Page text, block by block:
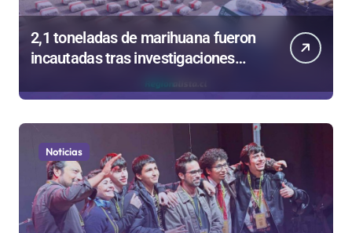
2,1 toneladas de marihuana fueron
incautadas tras investigaciones
Noticias